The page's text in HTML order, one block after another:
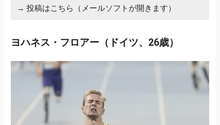
→ 投稿はこちら（メールソフトが開きます）
ヨハネス・フロアー（ドイツ、26歳）